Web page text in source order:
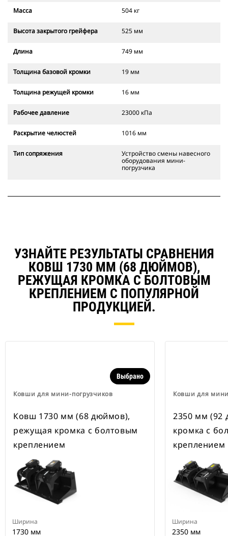
Масса 504 кг
Высота закрытого грейфера 525 мм
Длина 749 мм
Толщина базовой кромки 19 мм
Толщина режущей кромки 16 мм
Рабочее давление 23000 кПа
Раскрытие челюстей 1016 мм
Тип сопряжения
Устройство смены навесного
оборудования мини-
погрузчика
УЗНАЙТЕ РЕЗУЛЬТАТЫ СРАВНЕНИЯ
КОВШ 1730 ММ (68 ДЮЙМОВ),
РЕЖУЩАЯ КРОМКА С БОЛТОВЫМ
КРЕПЛЕНИЕМ С ПОПУЛЯРНОЙ
ПРОДУКЦИЕЙ.
Ковши для мини-погрузчиков
Выбрано
Ковш 1730 мм (68 дюймов),
режущая кромка с болтовым
креплением
Ширина
1730 мм
Ковши для
2350 мм (92
кромка с
креплением
Ширина
2350 мм